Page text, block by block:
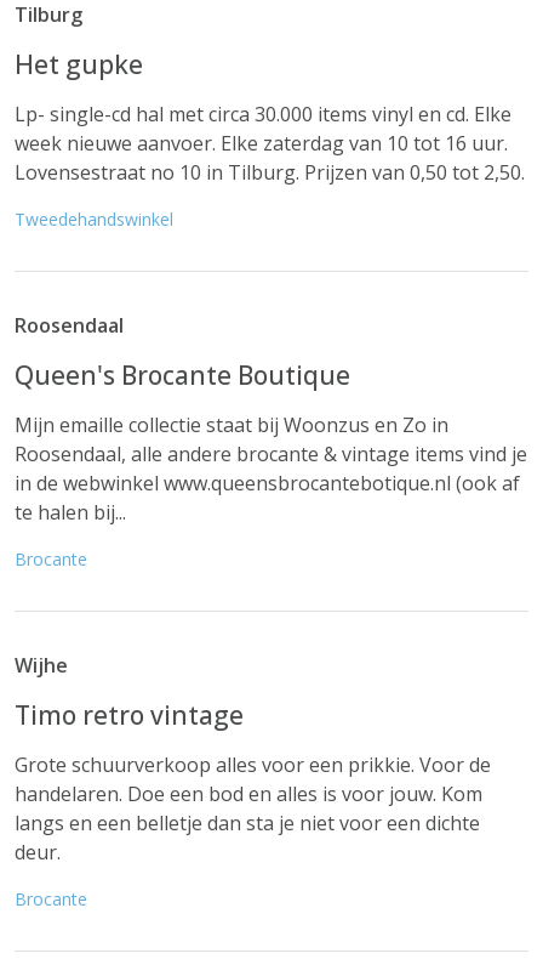
Tilburg
Het gupke
Lp- single-cd hal met circa 30.000 items vinyl en cd. Elke
week nieuwe aanvoer. Elke zaterdag van 10 tot 16 uur.
Lovensestraat no 10 in Tilburg. Prijzen van 0,50 tot 2,50.
Tweedehandswinkel
Roosendaal
Queen's Brocante Boutique
Mijn emaille collectie staat bij Woonzus en Zo in
Roosendaal, alle andere brocante & vintage items vind je
in de webwinkel www.queensbrocantebotique.nl (ook af
te halen bij...
Brocante
Wijhe
Timo retro vintage
Grote schuurverkoop alles voor een prikkie. Voor de
handelaren. Doe een bod en alles is voor jouw. Kom
langs en een belletje dan sta je niet voor een dichte
deur.
Brocante